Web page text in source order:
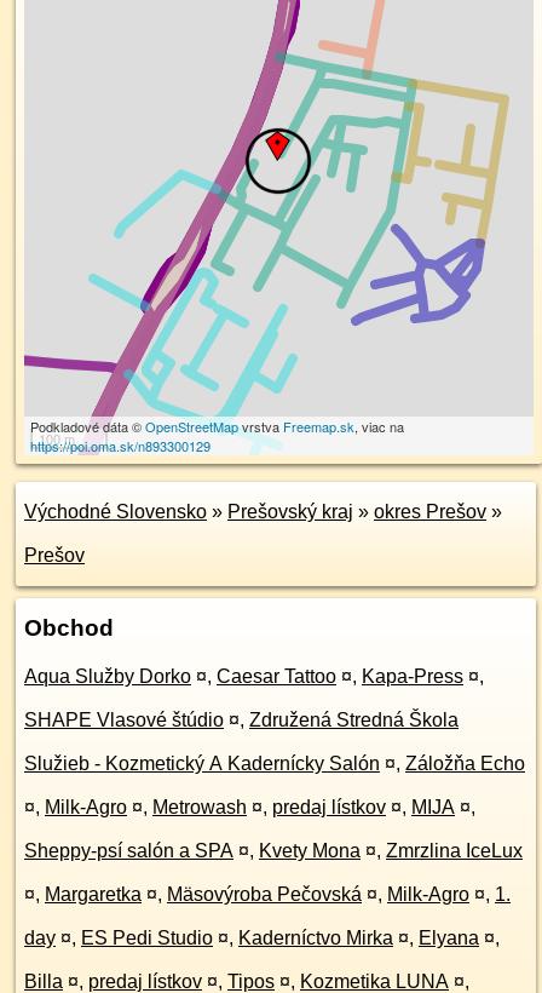
100 m
Podkladové dáta ©OpenStreetMapvrstva Freemap.sk, viac na
https://poi.oma.sk/n893300129
Východné Slovensko » Prešovský kraj » okres Prešov »
Prešov
Obchod
Aqua Služby Dorko ¤, Caesar Tattoo ¤, Kapa-Press ¤,
SHAPE Vlasové štúdio ¤, Združená Stredná Škola
Služieb - Kozmetický A Kadernícky Salón ¤, Záložňa Echo
¤, Milk-Agro ¤, Metrowash ¤, predaj lístkov ¤, MIJA ¤,
Sheppy-psí salón a SPA ¤, Kvety Mona ¤, Zmrzlina IceLux
¤, Margaretka ¤, Mäsovýroba Pečovská ¤, Milk-Agro ¤, 1.
day ¤, ES Pedi Studio ¤, Kaderníctvo Mirka ¤, Elyana ¤,
Billa ¤, predaj lístkov ¤, Tipos ¤, Kozmetika LUNA ¤,